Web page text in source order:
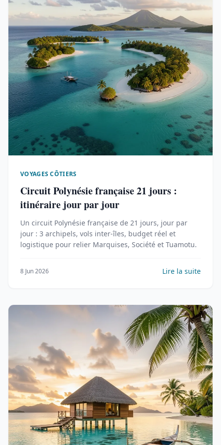
VOYAGES CÔTIERS
Circuit Polynésie française 21 jours :
itinéraire jour par jour
Un circuit Polynésie française de 21 jours, jour par
jour : 3 archipels, vols inter-îles, budget réel et
logistique pour relier Marquises, Société et Tuamotu.
8 Jun 2026 Lire la suite